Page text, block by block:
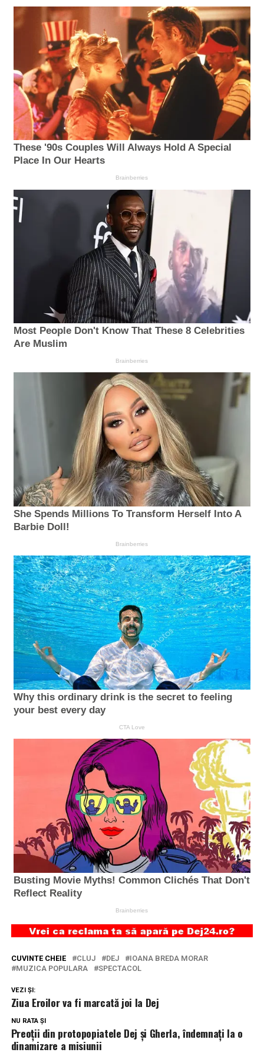
CUVINTE CHEIE CLUJ DEJ
IOANA BREDA MORAR
MUZICA POPULARA
SPECTACOL
VEZI ȘI:
Ziua Eroilor va fi marcată joi la Dej
NU RATA ȘI
Preoții din protopopiatele Dej și Gherla, îndemnați la o
dinamizare a misiunii